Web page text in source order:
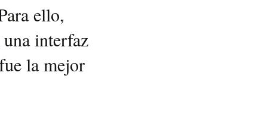
ello,
interfaz
la mejor